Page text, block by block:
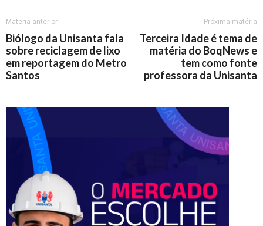
Matéria anterior
Biólogo da Unisanta fala
sobre reciclagem de lixo
em reportagem do Metro
Santos
Próxima matéria
Terceira Idade é tema de
matéria do BoqNews e
tem como fonte
professora da Unisanta